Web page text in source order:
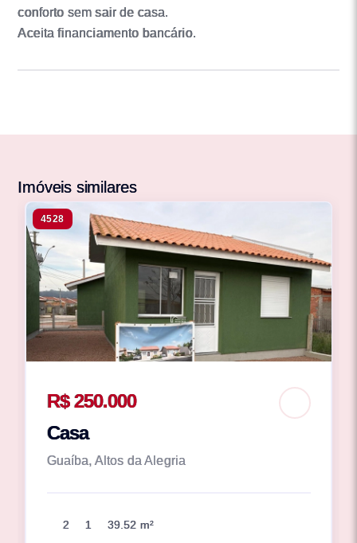
conforto sem sair de casa.
Aceita financiamento bancário.
Imóveis similares
4528
R$ 250.000
Casa
Guaíba, Altos da Alegria
2 1 39.52 m²